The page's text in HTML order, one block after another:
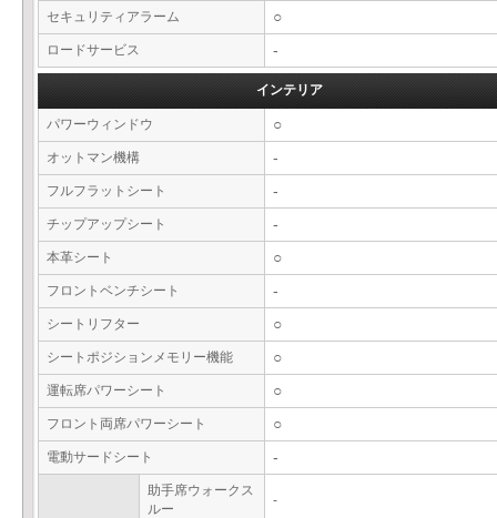
セキュリティアラーム ○
ロードサービス -
インテリア
パワーウィンドウ ○
オットマン機構 -
フルフラットシート -
チップアップシート -
本革シート ○
フロントベンチシート -
シートリフター ○
シートポジションメモリー機能 ○
運転席パワーシート ○
フロント両席パワーシート ○
電動サードシート -
助手席ウォークス
ルー
-